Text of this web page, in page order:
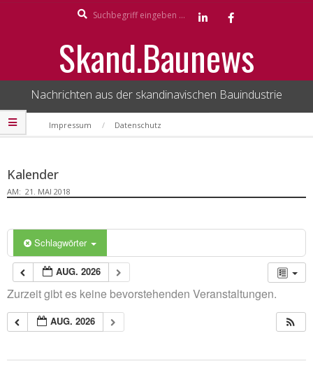
Skand.Baunews
Nachrichten aus der skandinavischen Bauindustrie
Secondary
Navigation
Impressum Datenschutz
Kalender
AM: 21. MAI 2018
Schlagwörter
AUG. 2026
Zurzeit gibt es keine bevorstehenden Veranstaltungen.
AUG. 2026